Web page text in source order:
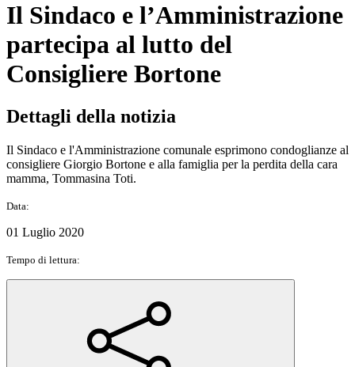
Il Sindaco e l’Amministrazione
partecipa al lutto del
Consigliere Bortone
Dettagli della notizia
Il Sindaco e l'Amministrazione comunale esprimono condoglianze al
consigliere Giorgio Bortone e alla famiglia per la perdita della cara
mamma, Tommasina Toti.
Data:
01 Luglio 2020
Tempo di lettura: